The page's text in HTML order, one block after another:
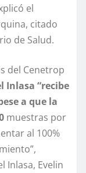
el
citado
de Salud.
del Cenetrop
Inlasa “recibe
a que la
muestras por
al 100%
Inlasa, Evelin